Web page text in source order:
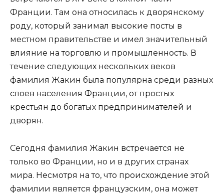
Франции. Там она относилась к дворянскому
роду, который занимал высокие посты в
местном правительстве и имел значительный
влияние на торговлю и промышленность. В
течение следующих нескольких веков
фамилия Жакин была популярна среди разных
слоев населения Франции, от простых
крестьян до богатых предпринимателей и
дворян.
Сегодня фамилия Жакин встречается не
только во Франции, но и в других странах
мира. Несмотря на то, что происхождение этой
фамилии является французским, она может